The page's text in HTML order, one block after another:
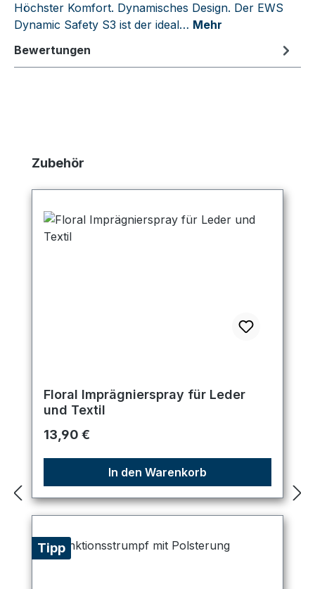
Höchster Komfort. Dynamisches Design. Der EWS
Dynamic Safety S3 ist der ideal… Mehr
Bewertungen
Produktgalerie überspringen
Zubehör
Floral Imprägnierspray für Leder
und Textil
Regulärer Preis:
13,90 €
In den Warenkorb
Tipp